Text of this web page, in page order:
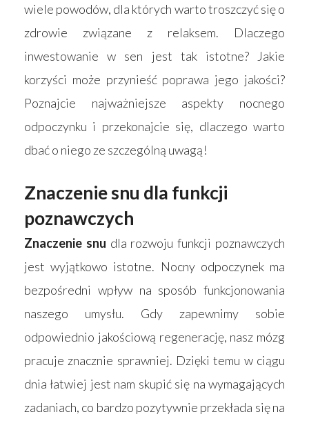
wiele powodów, dla których warto troszczyć się o
zdrowie związane z relaksem. Dlaczego
inwestowanie w sen jest tak istotne? Jakie
korzyści może przynieść poprawa jego jakości?
Poznajcie najważniejsze aspekty nocnego
odpoczynku i przekonajcie się, dlaczego warto
dbać o niego ze szczególną uwagą!
Znaczenie snu dla funkcji
poznawczych
Znaczenie snu dla rozwoju funkcji poznawczych
jest wyjątkowo istotne. Nocny odpoczynek ma
bezpośredni wpływ na sposób funkcjonowania
naszego umysłu. Gdy zapewnimy sobie
odpowiednio jakościową regenerację, nasz mózg
pracuje znacznie sprawniej. Dzięki temu w ciągu
dnia łatwiej jest nam skupić się na wymagających
zadaniach, co bardzo pozytywnie przekłada się na